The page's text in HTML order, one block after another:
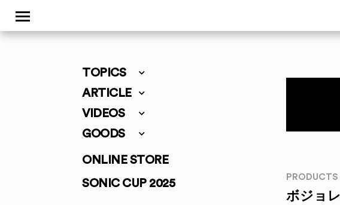
TOPICS
ARTICLE
VIDEOS
GOODS
ONLINE STORE
SONIC CUP 2025
PRODUCTS
ボジョ